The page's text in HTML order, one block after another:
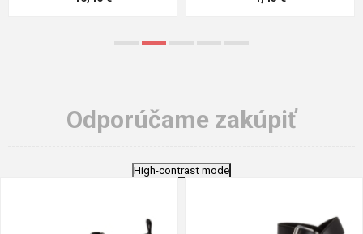
Odporúčame zakúpiť
High-contrast mode